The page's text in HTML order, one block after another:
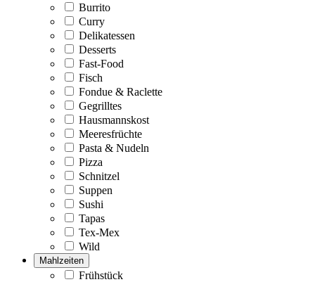
Burrito
Curry
Delikatessen
Desserts
Fast-Food
Fisch
Fondue & Raclette
Gegrilltes
Hausmannskost
Meeresfrüchte
Pasta & Nudeln
Pizza
Schnitzel
Suppen
Sushi
Tapas
Tex-Mex
Wild
Mahlzeiten
Frühstück